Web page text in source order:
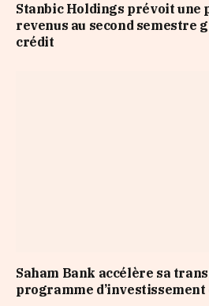
Stanbic Holdings prévoit une
revenus au second semestre
crédit
Saham Bank accélère sa
programme d’investissement